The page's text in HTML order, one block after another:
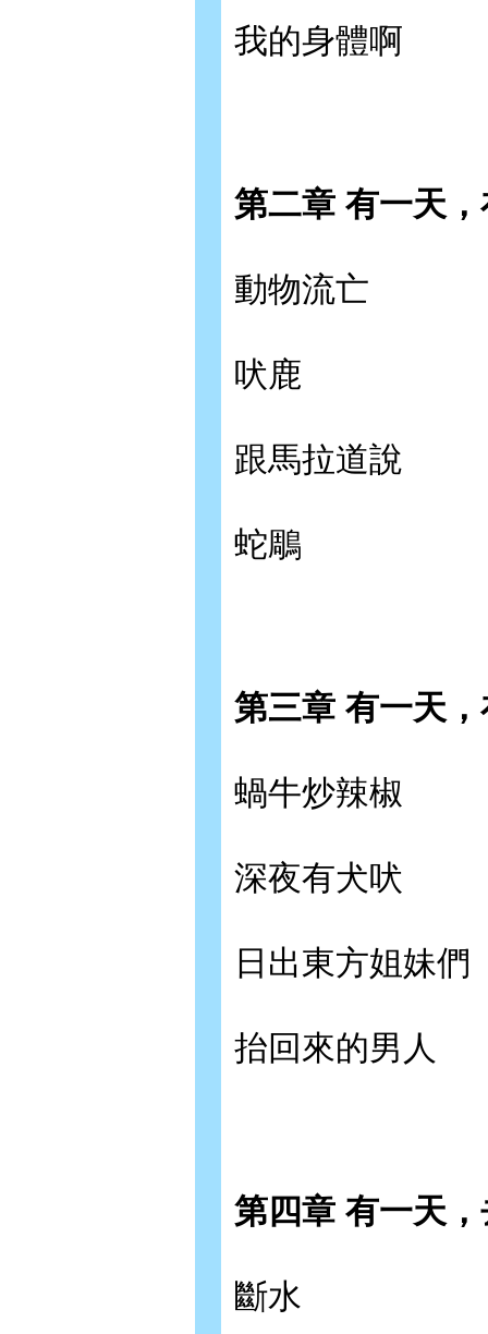
我的身體啊
第二章 有一天
動物流亡
吠鹿
跟馬拉道說
蛇鵰
第三章 有一天
蝸牛炒辣椒
深夜有犬吠
日出東方姐妹們
抬回來的男人
第四章 有一天
斷水